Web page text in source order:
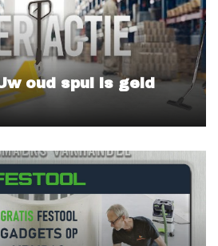
oud spul is geld